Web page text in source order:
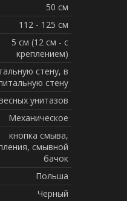
50 см
112 - 125 см
5 см (12 см - с
креплением)
стену, в
стену
унитазов
Механическое
кнопка смыва,
смывной
бачок
Польша
Черный